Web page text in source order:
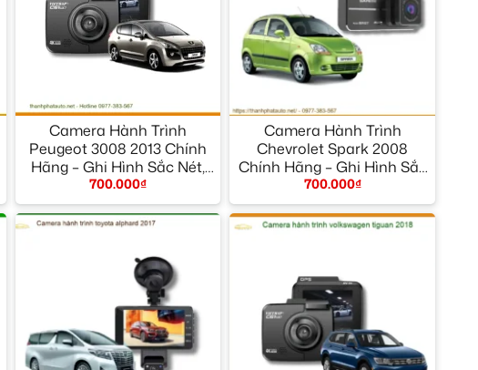
Camera Hành Trình
Peugeot 3008 2013 Chính
Hãng – Ghi Hình Sắc Nét,
Bảo Vệ Toàn Diện
700.000₫
Camera Hành Trình
Chevrolet Spark 2008
Chính Hãng – Ghi Hình Sắc
Nét, Giá Tốt
700.000₫